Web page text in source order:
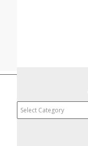
Categories